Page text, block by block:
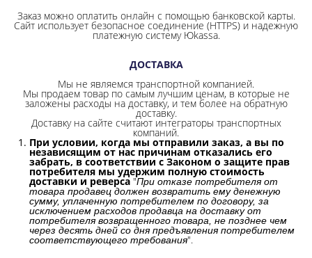
Заказ можно оплатить онлайн с помощью банковской карты.
Сайт использует безопасное соединение (HTTPS) и надежную
платежную систему Юkassa.
ДОСТАВКА
Мы не являемся транспортной компанией.
Мы продаем товар по самым лучшим ценам, в которые не
заложены расходы на доставку, и тем более на обратную
доставку.
Доставку на сайте считают интеграторы транспортных
компаний.
При условии, когда мы отправили заказ, а вы по
независящим от нас причинам отказались его
забрать, в соответствии с Законом о защите прав
потребителя мы удержим полную стоимость
доставки и реверса "При отказе потребителя от
товара продавец должен возвратить ему денежную
сумму, уплаченную потребителем по договору, за
исключением расходов продавца на доставку от
потребителя возвращенного товара, не позднее чем
через десять дней со дня предъявления потребителем
соответствующего требования".